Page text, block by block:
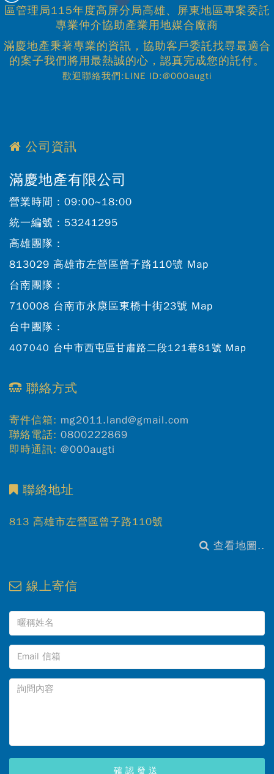
區管理局115年度高屏分局高雄、屏東地區專案委託
專業仲介協助產業用地媒合廠商
滿慶地產秉著專業的資訊，協助客戶委託找尋最適合
的案子我們將用最熱誠的心，認真完成您的託付。
歡迎聯絡我們:LINE ID:@000augti
公司資訊
滿慶地產有限公司
營業時間： 09:00~18:00
統一編號： 53241295
高雄團隊：
813029 高雄市左營區曾子路110號 Map
台南團隊：
710008 台南市永康區東橋十街23號 Map
台中團隊：
407040 台中市西屯區甘肅路二段121巷81號 Map
聯絡方式
寄件信箱: mg2011.land@gmail.com
聯絡電話: 0800222869
即時通訊: @000augti
聯絡地址
813 高雄市左營區曾子路110號
查看地圖..
線上寄信